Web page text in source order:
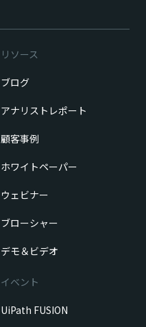
リソース
ブログ
アナリストレポート
顧客事例
ホワイトペーパー
ウェビナー
ブローシャー
デモ＆ビデオ
イベント
UiPath FUSION